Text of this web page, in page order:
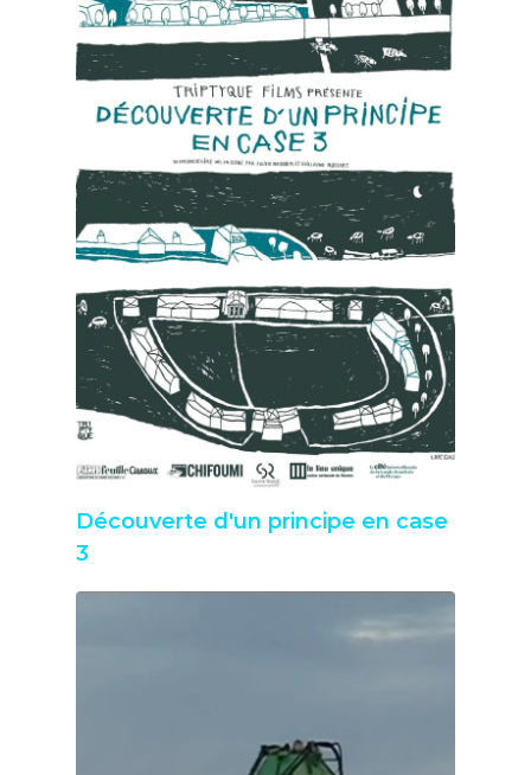
Découverte d'un principe en case
3